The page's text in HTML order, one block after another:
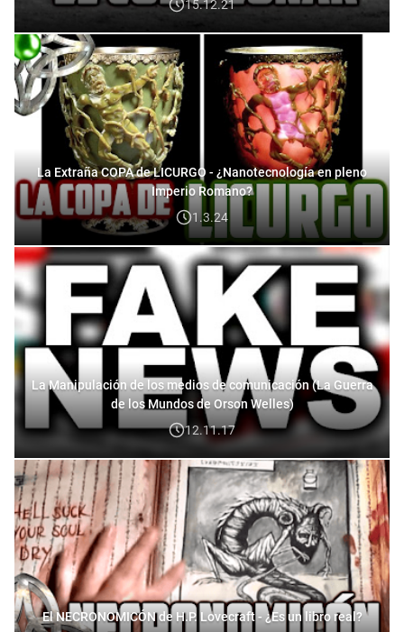
15.12.21
La Extraña COPA de LICURGO - ¿Nanotecnología en pleno
Imperio Romano?
1.3.24
La Manipulación de los medios de comunicación (La Guerra
de los Mundos de Orson Welles)
12.11.17
El NECRONOMICÓN de H.P. Lovecraft - ¿Es un libro real?